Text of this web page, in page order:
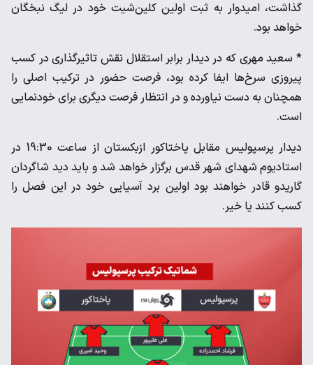
گذاشت، امیدوار به ثبت اولین کلین‌شیت خود در لیگ نبخگان
خواهد بود.
* سعید مهری که در دیدار برابر استقلال نقش تاثیرگذاری در کسب
پیروزی سرخ‌ها ایفا کرده بود، فرصت حضور در ترکیب اصلی را
همچنان به دست نیاورده و در انتظار فرصت دیگری برای خودنمایی
است.
دیدار پرسپولیس مقابل پاختاکور ازبکستان از ساعت 19:30 در
استادیوم شهدای شهر قدس برگزار خواهد شد و باید دید شاگردان
گاریدو قادر خواهند بود اولین برد آسیایی خود در این فصل را
کسب کنند یا خیر.